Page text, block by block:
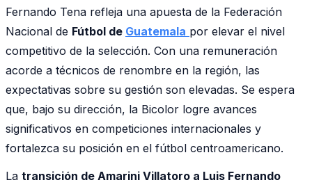
Fernando Tena refleja una apuesta de la Federación
Nacional de Fútbol de Guatemala por elevar el nivel
competitivo de la selección. Con una remuneración
acorde a técnicos de renombre en la región, las
expectativas sobre su gestión son elevadas. Se espera
que, bajo su dirección, la Bicolor logre avances
significativos en competiciones internacionales y
fortalezca su posición en el fútbol centroamericano.
La transición de Amarini Villatoro a Luis Fernando